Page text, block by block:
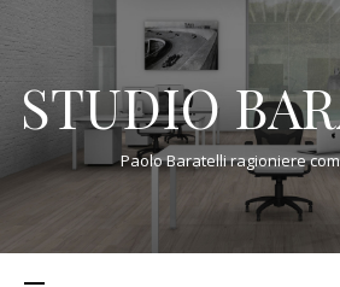
STUDIO
Paolo Baratelli ragioniere